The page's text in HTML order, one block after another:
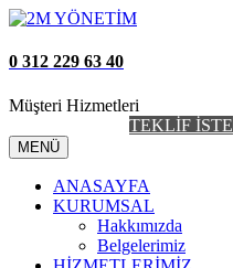
0 312 229 63 40
Müşteri Hizmetleri
TEKLİF İSTE
MENÜ
ANASAYFA
KURUMSAL
Hakkımızda
Belgelerimiz